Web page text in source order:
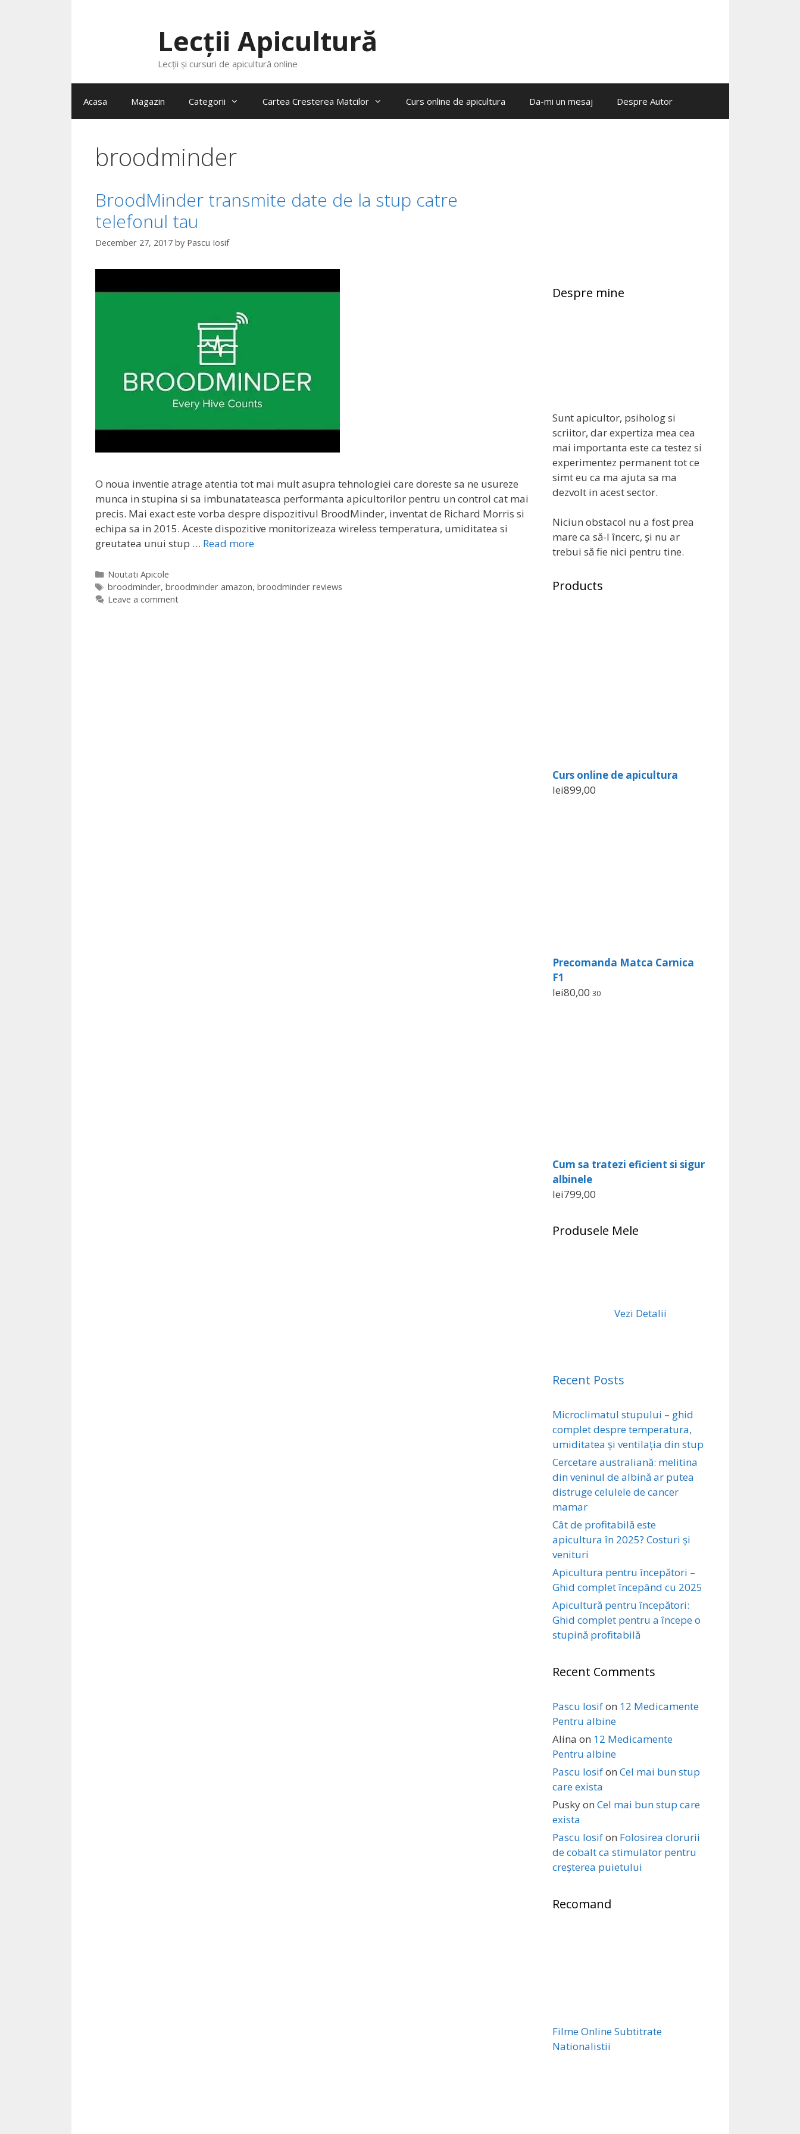
Lecții Apicultură
Lecții și cursuri de apicultură online
Acasa Magazin Categorii Cartea Cresterea Matcilor Curs online de apicultura Da-mi un mesaj Despre Autor
broodminder
BroodMinder transmite date de la stup catre
telefonul tau
December 27, 2017 by Pascu Iosif
O noua inventie atrage atentia tot mai mult asupra tehnologiei care doreste sa ne usureze
munca in stupina si sa imbunatateasca performanta apicultorilor pentru un control cat mai
precis. Mai exact este vorba despre dispozitivul BroodMinder, inventat de Richard Morris si
echipa sa in 2015. Aceste dispozitive monitorizeaza wireless temperatura, umiditatea si
greutatea unui stup … Read more
Noutati Apicole
broodminder,broodminder amazon,broodminder reviews
Leave a comment
Despre mine
Sunt apicultor, psiholog si
scriitor, dar expertiza mea cea
mai importanta este ca testez si
experimentez permanent tot ce
simt eu ca ma ajuta sa ma
dezvolt in acest sector.
Niciun obstacol nu a fost prea
mare ca să-l încerc, și nu ar
trebui să fie nici pentru tine.
Products
Curs online de apicultura
lei899,00
Precomanda Matca Carnica
F1
lei80,00 30
Cum sa tratezi eficient si sigur
albinele
lei799,00
Produsele Mele
Vezi Detalii
Recent Posts
Microclimatul stupului – ghid
complet despre temperatura,
umiditatea și ventilația din stup
Cercetare australiană: melitina
din veninul de albină ar putea
distruge celulele de cancer
mamar
Cât de profitabilă este
apicultura în 2025? Costuri și
venituri
Apicultura pentru începători –
Ghid complet începând cu 2025
Apicultură pentru începători:
Ghid complet pentru a începe o
stupină profitabilă
Recent Comments
Pascu Iosifon 12 Medicamente
Pentru albine
Alina on 12 Medicamente
Pentru albine
Pascu IosifonCel mai bun stup
care exista
PuskyonCel mai bun stup care
exista
Pascu Iosifon Folosirea clorurii
de cobalt ca stimulator pentru
creșterea puietului
Recomand
Filme Online Subtitrate
Nationalistii